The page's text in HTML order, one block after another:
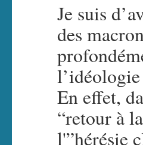
Je suis
des
En effet,
“retour à
l'”hérésie